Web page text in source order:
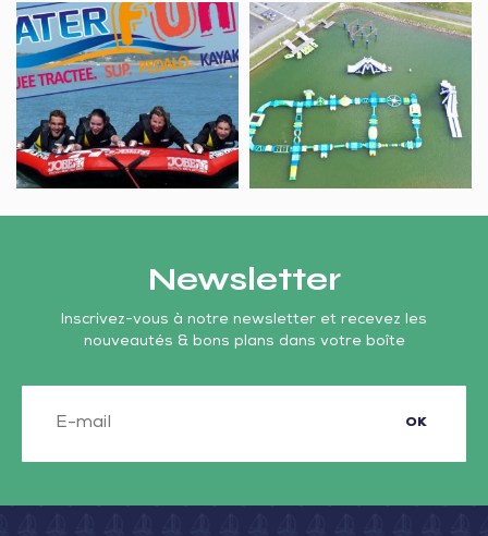
WATER
FUN
Splash
Game
Newsletter
Inscrivez-vous à notre newsletter et recevez les
nouveautés & bons plans dans votre boîte
OK